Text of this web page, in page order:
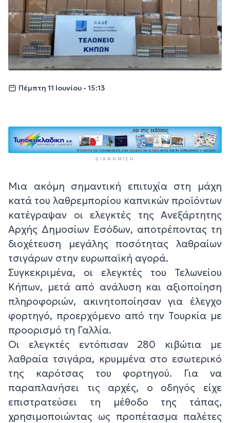
Πέμπτη 11 Ιουνίου - 15:13
ΔΙΑΦΉΜΙΣΗ
Μια ακόμη σημαντική επιτυχία στη μάχη
κατά του λαθρεμπορίου καπνικών προϊόντων
κατέγραψαν οι ελεγκτές της Ανεξάρτητης
Αρχής Δημοσίων Εσόδων, αποτρέποντας τη
διοχέτευση μεγάλης ποσότητας λαθραίων
τσιγάρων στην ευρωπαϊκή αγορά.
Συγκεκριμένα, οι ελεγκτές του Τελωνείου
Κήπων, μετά από ανάλυση και αξιοποίηση
πληροφοριών, ακινητοποίησαν για έλεγχο
φορτηγό, προερχόμενο από την Τουρκία με
προορισμό τη Γαλλία.
Οι ελεγκτές εντόπισαν 280 κιβώτια με
λαθραία τσιγάρα, κρυμμένα στο εσωτερικό
της καρότσας του φορτηγού. Για να
παραπλανήσει τις αρχές, ο οδηγός είχε
επιστρατεύσει τη μέθοδο της τάπας,
χρησιμοποιώντας ως προπέτασμα παλέτες